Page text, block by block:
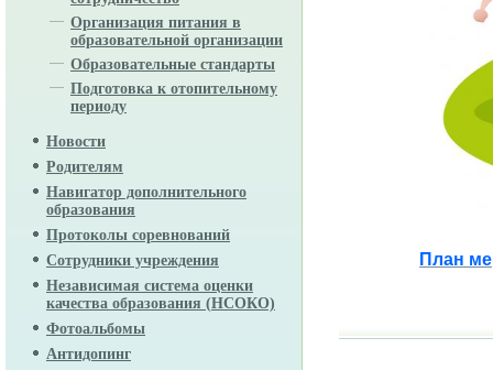
Организация питания в
образовательной организации
Образовательные стандарты
Подготовка к отопительному
периоду
Новости
Родителям
Навигатор дополнительного
образования
Протоколы соревнований
Сотрудники учреждения
Независимая система оценки
качества образования (НСОКО)
Фотоальбомы
Антидопинг
План